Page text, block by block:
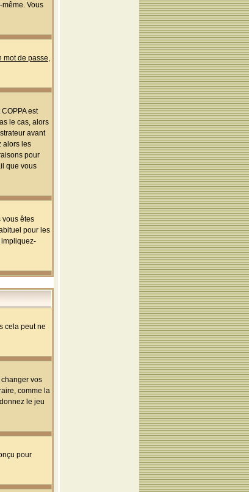
Vous
mot de passe,
est
le cas, alors
avant
alors les
pour
que vous
vous êtes
pour les
impliquez-
cela peut ne
vos
comme la
le jeu
pour